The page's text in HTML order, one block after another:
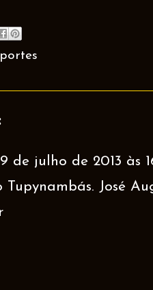
9 de julho de 2013 às
Tupynambás. José